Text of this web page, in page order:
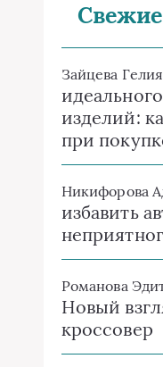
Зайцева Гелия
изделий:
при
Никифорова
избавить
Романова
Новый
кроссовер